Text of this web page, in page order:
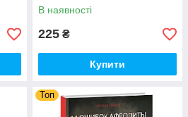
В наявності
225 ₴
Купити
Топ